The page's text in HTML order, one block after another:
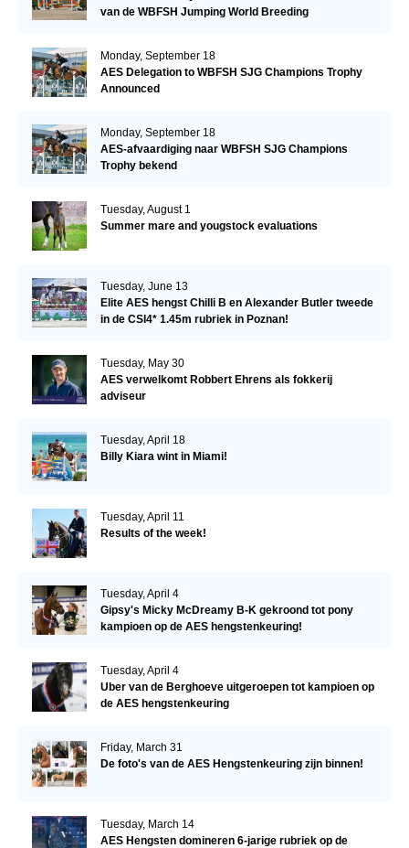
van de WBFSH Jumping World Breeding
Monday, September 18
AES Delegation to WBFSH SJG Champions Trophy
Announced
Monday, September 18
AES-afvaardiging naar WBFSH SJG Champions
Trophy bekend
Tuesday, August 1
Summer mare and yougstock evaluations
Tuesday, June 13
Elite AES hengst Chilli B en Alexander Butler tweede
in de CSI4* 1.45m rubriek in Poznan!
Tuesday, May 30
AES verwelkomt Robbert Ehrens als fokkerij
adviseur
Tuesday, April 18
Billy Kiara wint in Miami!
Tuesday, April 11
Results of the week!
Tuesday, April 4
Gipsy's Micky McDreamy B-K gekroond tot pony
kampioen op de AES hengstenkeuring!
Tuesday, April 4
Uber van de Berghoeve uitgeroepen tot kampioen op
de AES hengstenkeuring
Friday, March 31
De foto's van de AES Hengstenkeuring zijn binnen!
Tuesday, March 14
AES Hengsten domineren 6-jarige rubriek op de